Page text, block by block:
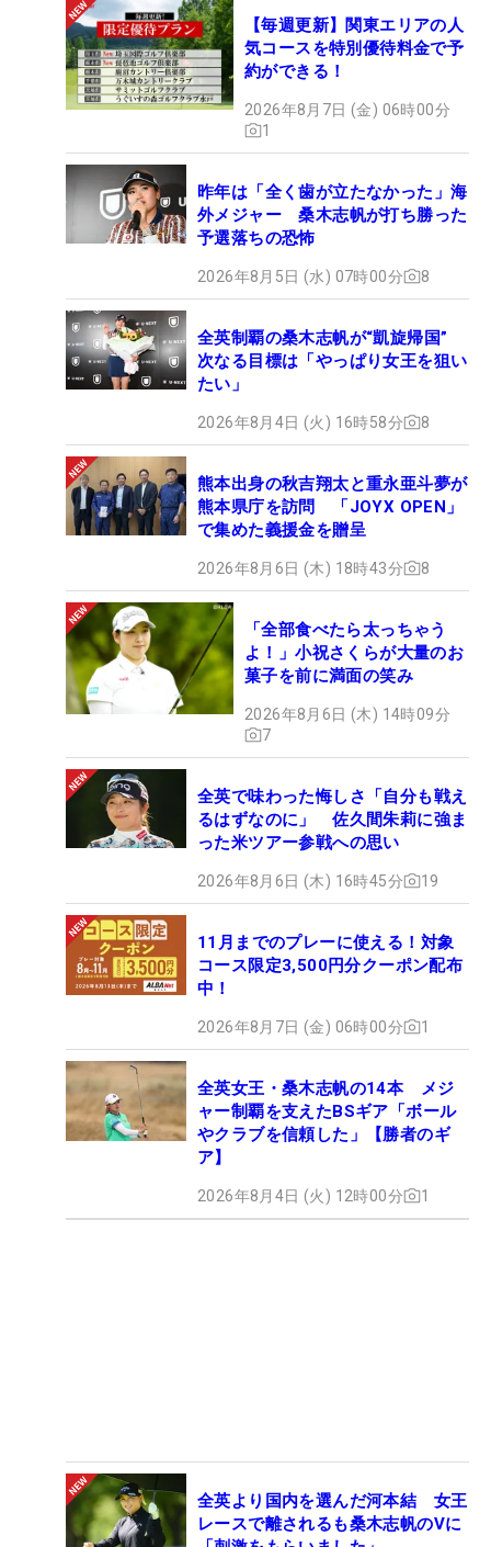
シャフトは日本製ということもあり、すぐに新しい
ものに交換する、というわけにはいきません。そこ
でもともと持って来ていたユーティリティを5番ウ
ッドと替えてなんとか大会を終え、今週もそのセッ
ティングで臨みます。すごくポジティブな母の“あわ
てふためく顔”など、今では親子の笑い話になりまし
たが、その時は本当にビックリしました（笑）。そ
して今週は、以前、日本から応援に駆けつけてくれ
たご夫婦が、観戦に来てくれます。その時と同様に
ご主人にはキャディも引き受けていただき、すごく
楽しみです。
リゾートコースということもあり、会場はとてもキ
レイ。グリーンはカリフォルニア特有の芝がすごく
目もあり、また2、3カ所、長いホールもあります
が、伸ばしあいになりそうです。そんななか、とに
かく“当たって砕けろ”という気持ちで、最後まで攻
め続けたいと思っています。もちろん目指すのは優
勝。やるしかありません。今週も多くの応援をいた
だけると幸いですので、よろしくお願いいたしま
【毎週更新】関東エリアの人
気コースを特別優待料金で予
約ができる！
2026年8月7日 (金) 06時00分
1
昨年は「全く歯が立たなかった」海
外メジャー 桑木志帆が打ち勝った
予選落ちの恐怖
2026年8月5日 (水) 07時00分 8
全英制覇の桑木志帆が“凱旋帰国”
次なる目標は「やっぱり女王を狙い
たい」
2026年8月4日 (火) 16時58分 8
熊本出身の秋吉翔太と重永亜斗夢が
熊本県庁を訪問 「JOYX OPEN」
で集めた義援金を贈呈
2026年8月6日 (木) 18時43分 8
「全部食べたら太っちゃう
よ！」小祝さくらが大量のお
菓子を前に満面の笑み
2026年8月6日 (木) 14時09分
7
全英で味わった悔しさ「自分も戦え
るはずなのに」 佐久間朱莉に強ま
った米ツアー参戦への思い
2026年8月6日 (木) 16時45分 19
11月までのプレーに使える！対象
コース限定3,500円分クーポン配布
中！
2026年8月7日 (金) 06時00分 1
全英女王・桑木志帆の14本 メジ
ャー制覇を支えたBSギア「ボール
やクラブを信頼した」【勝者のギ
ア】
2026年8月4日 (火) 12時00分 1
全英より国内を選んだ河本結 女王
レースで離されるも桑木志帆のVに